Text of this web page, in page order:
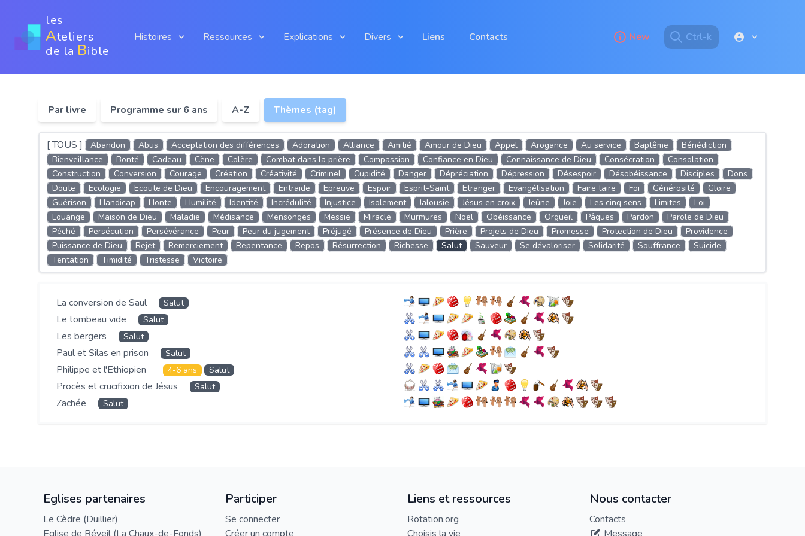
les
Ateliers
de la Bible
Histoires Ressources Explications Divers Liens Contacts New Ctrl-k
Par livre Programme sur 6 ans A-Z Thèmes (tag)
[ TOUS ] Abandon Abus Acceptation des différences Adoration Alliance Amitié Amour de Dieu Appel Arogance Au service Baptême
Bénédiction
Bienveillance
Bonté Cadeau Cène Colère Combat dans la prière Compassion Confiance en Dieu Connaissance de Dieu Consécration
Consolation
Construction
Conversion Courage Création Créativité Criminel Cupidité Danger Dépréciation Dépression Désespoir Désobéissance Disciples
Dons
Doute
Ecologie Ecoute de Dieu Encouragement Entraide Epreuve Espoir Esprit-Saint Etranger Evangélisation Faire taire Foi Générosité
Gloire
Guérison
Handicap Honte Humilité Identité Incrédulité Injustice Isolement Jalousie Jésus en croix Jeûne Joie Les cinq sens Limites
Loi
Louange
Maison de Dieu Maladie Médisance Mensonges Messie Miracle Murmures Noël Obéissance Orgueil Pâques Pardon
Parole de Dieu
Péché
Persécution Persévérance Peur Peur du jugement Préjugé Présence de Dieu Prière Projets de Dieu Promesse Protection de Dieu
Providence
Puissance de Dieu
Rejet Remerciement Repentance Repos Résurrection Richesse Salut Sauveur Se dévaloriser Solidarité Souffrance
Suicide
Tentation
Timidité Tristesse Victoire
La conversion de Saul Salut
Le tombeau vide Salut
Les bergers Salut
Paul et Silas en prison Salut
Philippe et l'Ethiopien 4-6 ans Salut
Procès et crucifixion de Jésus Salut
Zachée Salut
Eglises partenaires
Le Cèdre (Duillier)
Participer
Se connecter
Liens et ressources
Rotation.org
Nous contacter
Contacts